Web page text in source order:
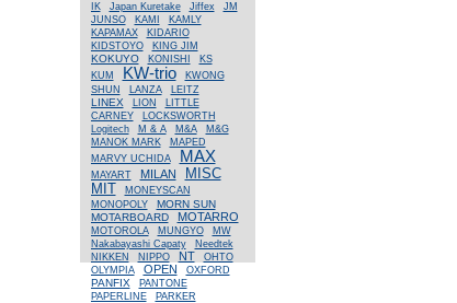
IK
Japan Kuretake Jiffex
JM
JUNSO
KAMI
KAMLY
KAPAMAX
KIDARIO
KIDSTOYO
KING JIM
KOKUYO KONISHI
KS
KUM
KW-trio
KWONG
SHUN
LANZA LEITZ
LINEX LION
LITTLE
CARNEY
LOCKSWORTH
Logitech
M & A M&A
M&G
MANOK MARK
MAPED
MARVY UCHIDA
MAX
MAYART MILAN MISC
MIT
MONEYSCAN
MONOPOLY
MORN SUN
MOTARBOARD
MOTARRO
MOTOROLA MUNGYO
MW
Nakabayashi Capaty
Needtek
NIKKEN
NIPPO NT
OHTO
OLYMPIA
OPEN OXFORD
PANFIX
PANTONE
PAPERLINE
PARKER